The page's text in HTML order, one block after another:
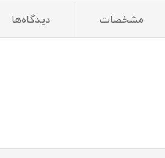
مشخصات دیدگاه‌ها